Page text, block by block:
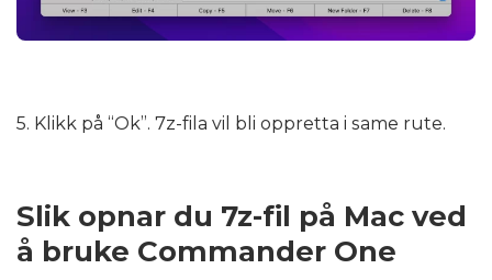
5. Klikk på “Ok”. 7z-fila vil bli oppretta i same rute.
Slik opnar du 7z-fil på Mac ved
å bruke Commander One